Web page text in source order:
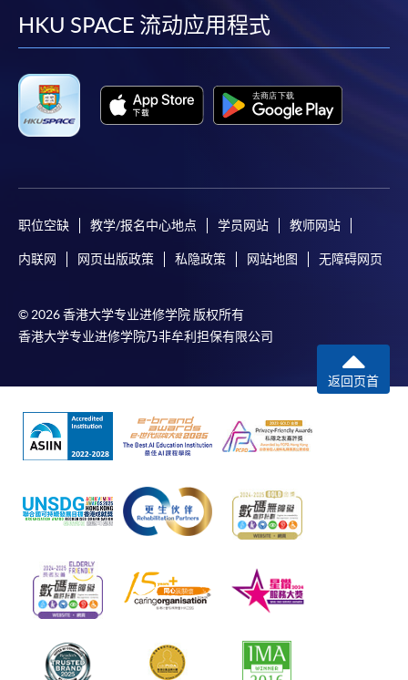
facebook
youtube
linkedin
HKU SPACE 流动应用程式
职位空缺 教学/报名中心地点 学员网站 教师网站
内联网 网页出版政策 私隐政策 网站地图 无障碍网页
© 2026 香港大学专业进修学院 版权所有
香港大学专业进修学院乃非牟利担保有限公司
返回页首